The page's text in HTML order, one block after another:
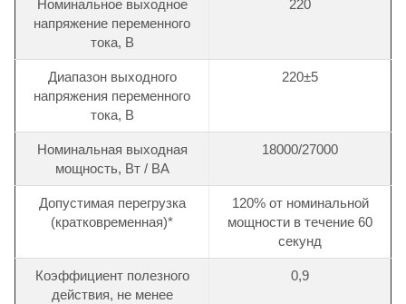
Номинальное выходное
напряжение переменного
тока, В
220
Диапазон выходного
напряжения переменного
тока, В
220±5
Номинальная выходная
мощность, Вт / ВА
18000/27000
Допустимая перегрузка
(кратковременная)*
120% от номинальной
мощности в течение 60
секунд
Коэффициент полезного
действия, не менее
0,9